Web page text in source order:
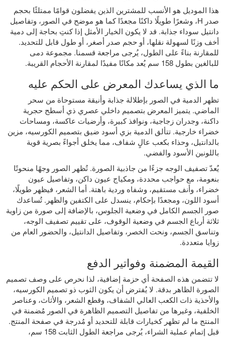
هذا الموديل هو الأنسب للمشترين الذين يفضلون قوامًا ممتلئًا بحجم
صدر H، وشعرًا طويلًا داكنًا مجعدًا كما هو موضح في الصور، وتفاصيل
دانتيل سوداء جذابة. قد لا يكون الخيار الأمثل إذا كنتِ بحاجة إلى دمية
أخف وزنًا لسهولة نقلها، أو حجم صدر أصغر، أو طول قابل للتحديد.
للمقارنة بناءً على الطول، يُرجى مراجعة قسمنا. مجموعة دمى
للبالغين بطول 158 سم
يُعد مكانًا مفيدًا لمقارنة الأحجام القريبة.
ما الذي يساعدك المعرض على الحكم عليه
تظهر الدمية في الصور بإطلالة جذابة وأنيقة مستوحاة من سحر
الماضي. يتميز المعرض بتصميم داخلي عصري ذي أسطح حجرية
داكنة، وجدران زجاجية، ونوافذ كبيرة، وأرضيات عاكسة، ومساحات
خضراء خارجية. تتألق الدمية بزي أسود ضيق بتصميم الكورسيه، مزين
بالدانتيل، وحذاء بكعب عالٍ شفاف، مما يخلق أجواءً بصرية قوية
باللونين الأسود والفضي.
يُعدّ تصفيف الوجه جزءًا من جاذبية الصورة. تُظهر الصور وجهًا منحوتًا
بنعومة، مع حواجب محددة، ومكياج عيون داكن، وتفاصيل عيون
خضراء، وأنف مستقيم، وشفاه وردية باهتة. أما الشعر، فيظهر طويلًا،
أسود اللون، ومجعدًا بإحكام، ينسدل على الكتفين والظهر. تُساعدك
صور الجسم الكامل في وضعية الجلوس، بالإضافة إلى صورة من زاوية
ثلاثة أرباع الجسم في وضعية الوقوف، على تقييم تصفيف الوجه،
وتناسق الجسم، ونحت الخصر، وتفاصيل الدانتيل، والحضور العام من
زوايا متعددة.
القيمة المضمنة وفواتير الدفع
لا تتضمن هذه الصفحة أي حزمة إضافية، لذا نحرص على وصف تصميم
الصورة الظاهر بدقة. لا يُفترض أن يكون الثوب ذو تصميم الكورسيه،
والأحذية ذات الكعب العالي الشفاف، وقطع الشعر، والأثاث، وعناصر
الخلفية، وغيرها من تفاصيل التصميم الظاهرة في الصور مُضمنة في
المنتج ما لم تظهر كخيارات قابلة للتحديد أو مُدرجة في صفحة المنتج.
قبل إتمام عملية الشراء، يُرجى مراجعة الطول الثابت 158 سم،